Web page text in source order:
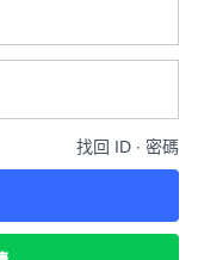
找回 ID ∙ 密碼